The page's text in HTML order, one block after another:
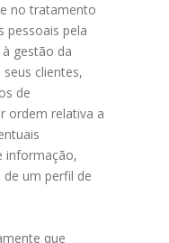
no tratamento
pessoais pela
gestão da
clientes,
de
ordem relativa a
informação,
um perfil de
que